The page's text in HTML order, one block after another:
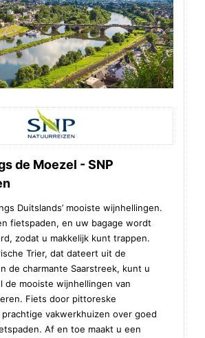
de Moezel - SNP
Duitslands’ mooiste wijnhellingen.
fietspaden, en uw bagage wordt
zodat u makkelijk kunt trappen.
Trier, dat dateert uit de
de charmante Saarstreek, kunt u
de mooiste wijnhellingen van
Fiets door pittoreske
vakwerkhuizen over goed
Af en toe maakt u een